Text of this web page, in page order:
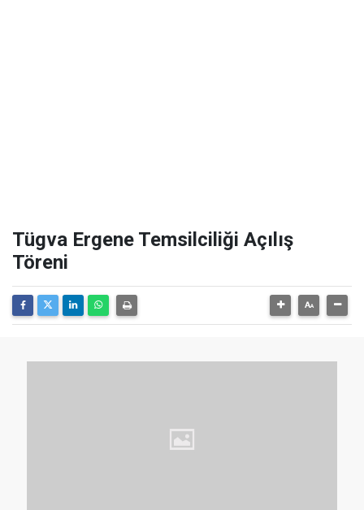
Tügva Ergene Temsilciliği Açılış
Töreni